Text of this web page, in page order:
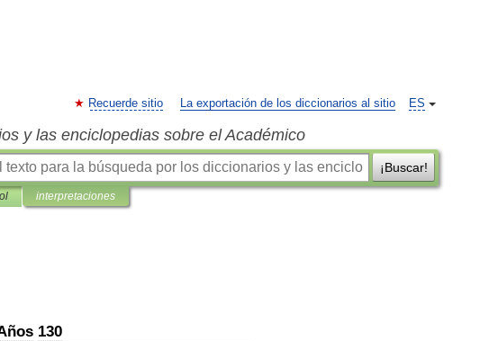
ES
Recuerde sitio La exportación de los diccionarios al sitio
y las enciclopedias sobre el Académico
¡Buscar!
interpretaciones
130